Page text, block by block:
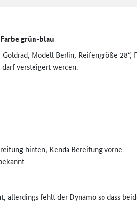
grün-blau
Modell Berlin, Reifengröße 28“,
versteigert werden.
hinten, Kenda Bereifung vorne
allerdings fehlt der Dynamo so dass